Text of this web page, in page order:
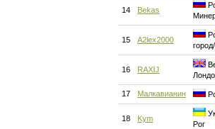
14 Bekas
15 A2lex2000
16 RAXIJ
17 Малкавианин
18 Kym
Рог